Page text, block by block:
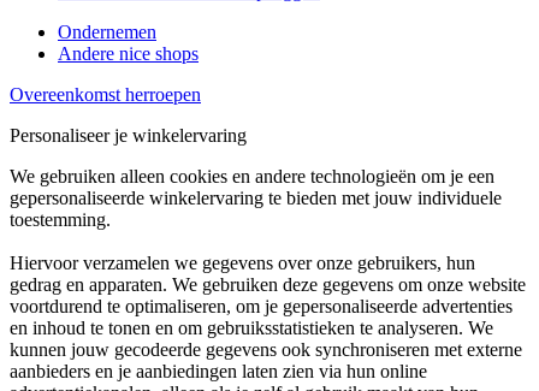
Ondernemen
Andere nice shops
Overeenkomst herroepen
Personaliseer je winkelervaring
We gebruiken alleen cookies en andere technologieën om je een
gepersonaliseerde winkelervaring te bieden met jouw individuele
toestemming.
Hiervoor verzamelen we gegevens over onze gebruikers, hun
gedrag en apparaten. We gebruiken deze gegevens om onze website
voortdurend te optimaliseren, om je gepersonaliseerde advertenties
en inhoud te tonen en om gebruiksstatistieken te analyseren. We
kunnen jouw gecodeerde gegevens ook synchroniseren met externe
aanbieders en je aanbiedingen laten zien via hun online